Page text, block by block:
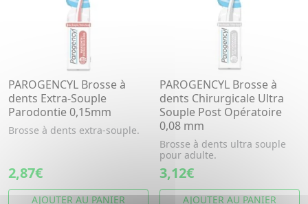
PAROGENCYL Brosse à
dents Extra-Souple
Parodontie 0,15mm
Brosse à dents extra-souple.
2,87€
AJOUTER AU PANIER
PAROGENCYL Brosse à
dents Chirurgicale Ultra
Souple Post Opératoire
0,08 mm
Brosse à dents ultra souple
pour adulte.
3,12€
AJOUTER AU PANIER